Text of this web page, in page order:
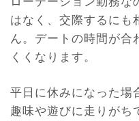
はなく、交際するにも
ん。デートの時間が合
くくなります。
平日に休みになった場
趣味や遊びに走りがち